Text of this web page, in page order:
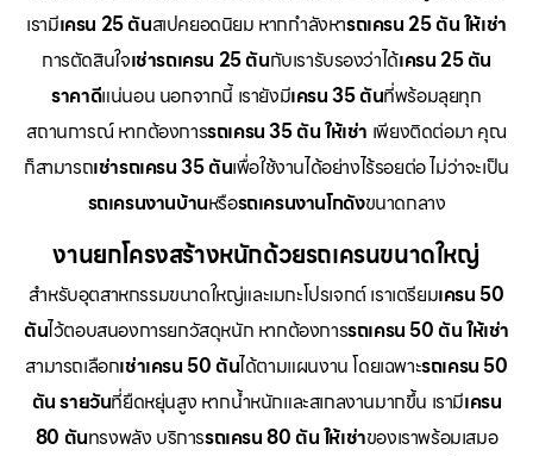
เรามีเครน 25 ตันสเปคยอดนิยม หากกำลังหารถเครน 25 ตัน ให้เช่า
การตัดสินใจเช่ารถเครน 25 ตันกับเรารับรองว่าได้เครน 25 ตัน
ราคาดีแน่นอน นอกจากนี้ เรายังมีเครน 35 ตันที่พร้อมลุยทุก
สถานการณ์ หากต้องการรถเครน 35 ตัน ให้เช่า เพียงติดต่อมา คุณ
ก็สามารถเช่ารถเครน 35 ตันเพื่อใช้งานได้อย่างไร้รอยต่อ ไม่ว่าจะเป็น
รถเครนงานบ้านหรือรถเครนงานโกดังขนาดกลาง
งานยกโครงสร้างหนักด้วยรถเครนขนาดใหญ่
สำหรับอุตสาหกรรมขนาดใหญ่และเมกะโปรเจกต์ เราเตรียมเครน 50
ตันไว้ตอบสนองการยกวัสดุหนัก หากต้องการรถเครน 50 ตัน ให้เช่า
สามารถเลือกเช่าเครน 50 ตันได้ตามแผนงาน โดยเฉพาะรถเครน 50
ตัน รายวันที่ยืดหยุ่นสูง หากน้ำหนักและสเกลงานมากขึ้น เรามีเครน
80 ตันทรงพลัง บริการรถเครน 80 ตัน ให้เช่าของเราพร้อมเสมอ